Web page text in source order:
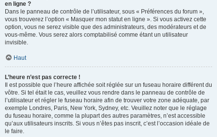
en ligne ?
Dans le panneau de contrôle de l’utilisateur, sous « Préférences du forum »,
vous trouverez l’option « Masquer mon statut en ligne ». Si vous activez cette
option, vous ne serez visible que des administrateurs, des modérateurs et de
vous-même. Vous serez alors comptabilisé comme étant un utilisateur
invisible.
Haut
L’heure n’est pas correcte !
Il est possible que l’heure affichée soit réglée sur un fuseau horaire différent du
vôtre. Si tel était le cas, veuillez vous rendre dans le panneau de contrôle de
l’utilisateur et régler le fuseau horaire afin de trouver votre zone adéquate, par
exemple Londres, Paris, New York, Sydney, etc. Veuillez noter que le réglage
du fuseau horaire, comme la plupart des autres paramètres, n’est accessible
qu’aux utilisateurs inscrits. Si vous n’êtes pas inscrit, c’est l’occasion idéale de
le faire.